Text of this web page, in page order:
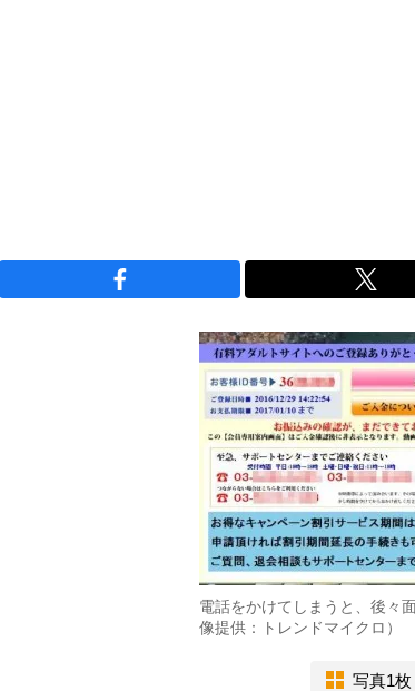
電話をかけてしまうと、後々
像提供：トレンドマイクロ）
写真1枚